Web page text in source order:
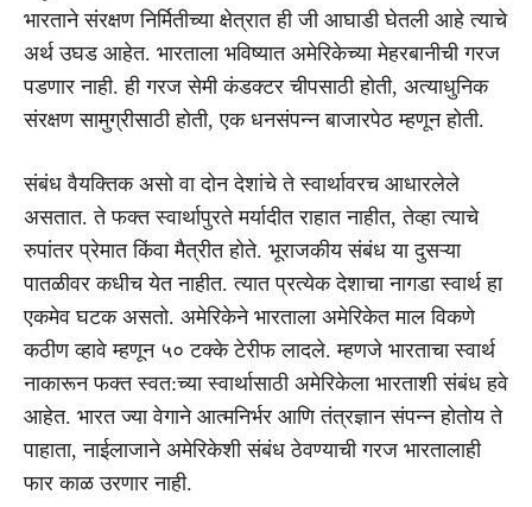
भारताने संरक्षण निर्मितीच्या क्षेत्रात ही जी आघाडी घेतली आहे त्याचे
अर्थ उघड आहेत. भारताला भविष्यात अमेरिकेच्या मेहरबानीची गरज
पडणार नाही. ही गरज सेमी कंडक्टर चीपसाठी होती, अत्याधुनिक
संरक्षण सामुग्रीसाठी होती, एक धनसंपन्न बाजारपेठ म्हणून होती.
संबंध वैयक्तिक असो वा दोन देशांचे ते स्वार्थावरच आधारलेले
असतात. ते फक्त स्वार्थापुरते मर्यादीत राहात नाहीत, तेव्हा त्याचे
रुपांतर प्रेमात किंवा मैत्रीत होते. भूराजकीय संबंध या दुसऱ्या
पातळीवर कधीच येत नाहीत. त्यात प्रत्येक देशाचा नागडा स्वार्थ हा
एकमेव घटक असतो. अमेरिकेने भारताला अमेरिकेत माल विकणे
कठीण व्हावे म्हणून ५० टक्के टेरीफ लादले. म्हणजे भारताचा स्वार्थ
नाकारून फक्त स्वत:च्या स्वार्थासाठी अमेरिकेला भारताशी संबंध हवे
आहेत. भारत ज्या वेगाने आत्मनिर्भर आणि तंत्रज्ञान संपन्न होतोय ते
पाहाता, नाईलाजाने अमेरिकेशी संबंध ठेवण्याची गरज भारतालाही
फार काळ उरणार नाही.